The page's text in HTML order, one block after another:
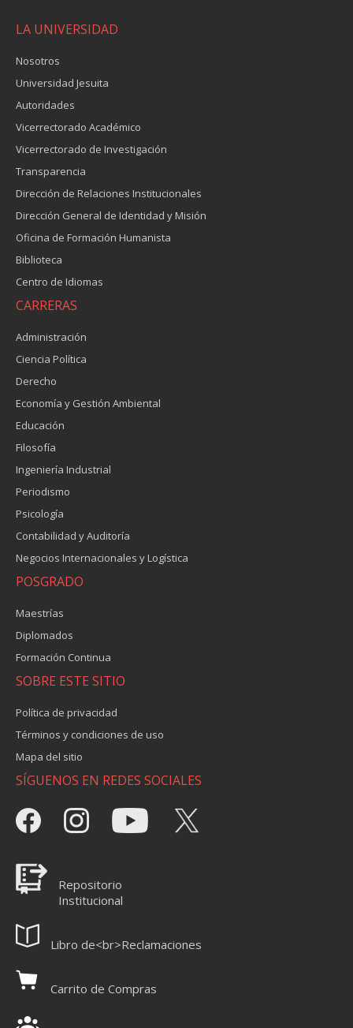
LA UNIVERSIDAD
Nosotros
Universidad Jesuita
Autoridades
Vicerrectorado Académico
Vicerrectorado de Investigación
Transparencia
Dirección de Relaciones Institucionales
Dirección General de Identidad y Misión
Oficina de Formación Humanista
Biblioteca
Centro de Idiomas
CARRERAS
Administración
Ciencia Política
Derecho
Economía y Gestión Ambiental
Educación
Filosofía
Ingeniería Industrial
Periodismo
Psicología
Contabilidad y Auditoría
Negocios Internacionales y Logística
POSGRADO
Maestrías
Diplomados
Formación Continua
SOBRE ESTE SITIO
Política de privacidad
Términos y condiciones de uso
Mapa del sitio
SÍGUENOS EN REDES SOCIALES
Repositorio
Institucional
Libro de<br>Reclamaciones
Carrito de Compras